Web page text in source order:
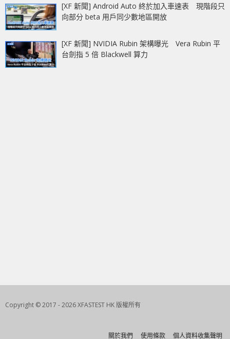
[XF 新聞] Android Auto 終於加入車速表 現階段只
向部分 beta 用戶同少數地區開放
[XF 新聞] NVIDIA Rubin 架構曝光 Vera Rubin 平
台劍指 5 倍 Blackwell 算力
Copyright © 2017 - 2026 XFASTEST HK 版權所有
關於我們 使用條款 個人資料收集聲明